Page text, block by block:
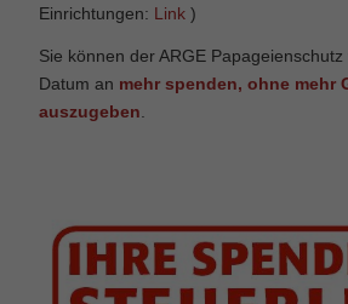
Einrichtungen: Link )
Sie können der ARGE
Datum an mehr spenden, ohne mehr
auszugeben